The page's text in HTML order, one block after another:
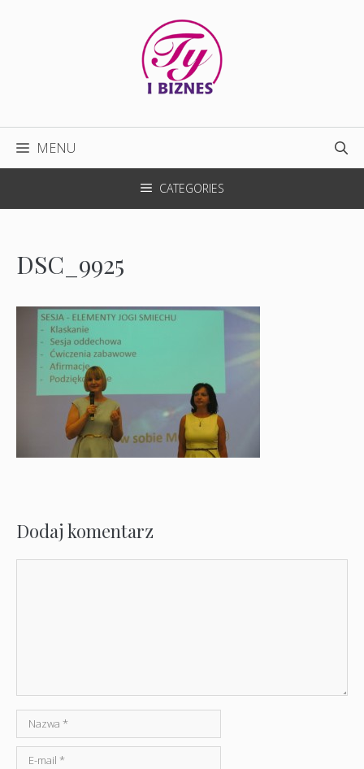
MENU
CATEGORIES
DSC_9925
Dodaj komentarz
Nazwa